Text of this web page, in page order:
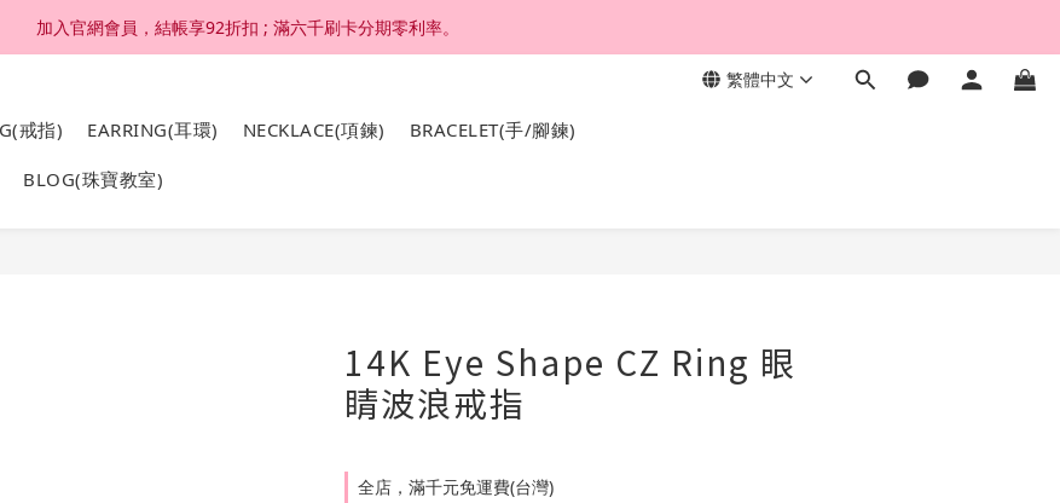
加入官網會員，結帳享92折扣 ; 滿六千刷卡分期零利率。
加入官網會員，結帳享92折扣 ; 滿六千刷卡分期零利率。
加入官網會員，結帳享92折扣 ; 滿六千刷卡分期零利率。
繁體中文
戒指) EARRING(耳環) NECKLACE(項鍊) BRACELET(手/腳鍊)
BLOG(珠寶教室)
14K Eye Shape CZ Ring 眼
睛波浪戒指
全店，滿千元免運費(台灣)